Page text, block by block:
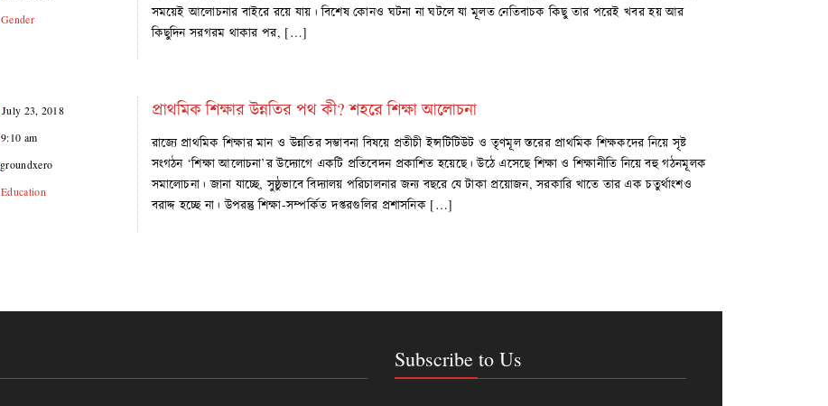
Gender
সময়েই আলোচনার বাইরে রয়ে যায়। বিশেষ কোনও ঘটনা না ঘটলে যা মূলত নেতিবাচক কিছু তার পরেই খবর হয় আর
কিছুদিন সরগরম থাকার পর, […]
July 23, 2018
9:10 am
groundxero
Education
প্রাথমিক শিক্ষার উন্নতির পথ কী? শহরে শিক্ষা আলোচনা
রাজ্যে প্রাথমিক শিক্ষার মান ও উন্নতির সম্ভাবনা বিষয়ে প্রতীচী ইন্সটিটিউট ও তৃণমূল স্তরের প্রাথমিক শিক্ষকদের নিয়ে সৃষ্ট
সংগঠন ‘শিক্ষা আলোচনা’র উদ্যোগে একটি প্রতিবেদন প্রকাশিত হয়েছে। উঠে এসেছে শিক্ষা ও শিক্ষানীতি নিয়ে বহু গঠনমূলক
সমালোচনা। জানা যাচ্ছে, সুষ্ঠুভাবে বিদ্যালয় পরিচালনার জন্য বছরে যে টাকা প্রয়োজন, সরকারি খাতে তার এক চতুর্থাংশও
বরাদ্দ হচ্ছে না। উপরন্তু শিক্ষা-সম্পর্কিত দপ্তরগুলির প্রশাসনিক […]
Subscribe to Us